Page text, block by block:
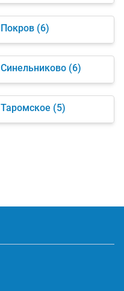
Покров (6)
Синельниково (6)
Таромское (5)